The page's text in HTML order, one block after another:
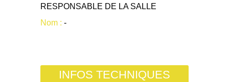
RESPONSABLE DE LA SALLE
Nom : -
INFOS TECHNIQUES